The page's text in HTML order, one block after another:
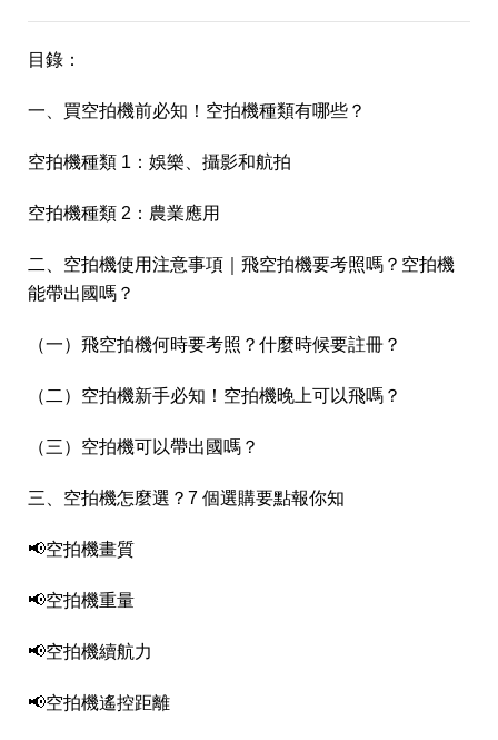
目錄：
一、買空拍機前必知！空拍機種類有哪些？
空拍機種類 1：娛樂、攝影和航拍
空拍機種類 2：農業應用
二、空拍機使用注意事項｜飛空拍機要考照嗎？空拍機
能帶出國嗎？
（一）飛空拍機何時要考照？什麼時候要註冊？
（二）空拍機新手必知！空拍機晚上可以飛嗎？
（三）空拍機可以帶出國嗎？
三、空拍機怎麼選？7 個選購要點報你知
📢空拍機畫質
📢空拍機重量
📢空拍機續航力
📢空拍機遙控距離